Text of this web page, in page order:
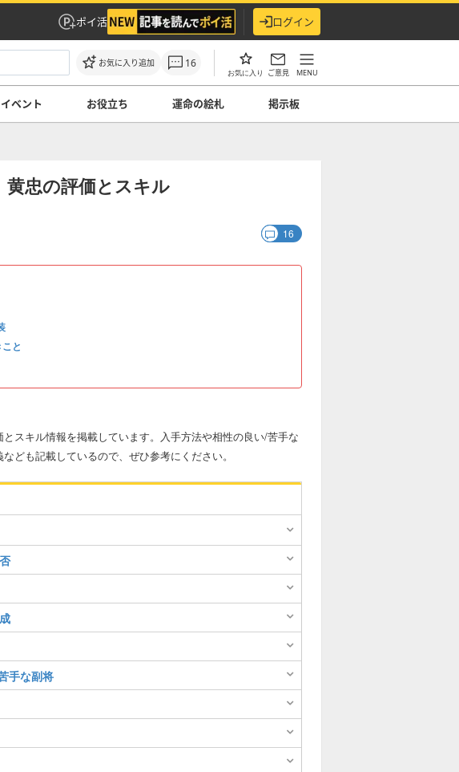
ポイ活 ログイン
お気に入り追加 16
お気に入り ご意見 MENU
イベント お役立ち 運命の絵札 掲示板
黄忠の評価とスキル
16
と
スキル情報を掲載しています。入手方法や相性の良い/苦手な
ども記載しているので、ぜひ参考にください。
手な副将